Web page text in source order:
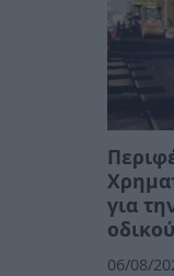
για
06/08/